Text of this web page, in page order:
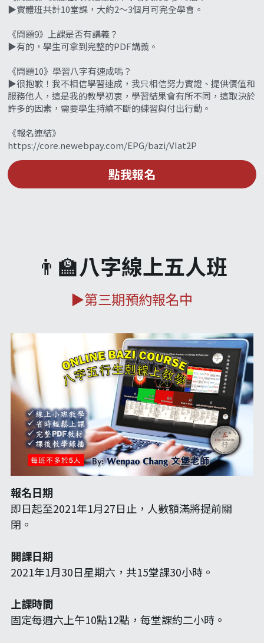
▶️實體班共計10堂課，大約2～3個月可完全學會。
《問題9》上課是否有講義？
▶️有的，學生可拿到完整的PDF講義。
《問題10》學習八字有速成嗎？
▶️很抱歉！我不相信學習速成，我只相信努力實證、提供價值和
服務他人，這是我的教學初衷，學習結果會有所不同，這取決於
許多的因素，需要學生持續不斷的練習與付出行動。
《報名連結》
https://core.newebpay.com/EPG/bazi/VIat2P
點我報名
👨‍🏫八字線上五人班
▶️第三期預約報名中
報名日期
即日起至2021年1月27日止，人數額滿將提前關
閉。
開課日期
2021年​1月30日星期六，共15堂課30小時。
上課時間
固定每週六上午10點12點，每堂課約二小時。